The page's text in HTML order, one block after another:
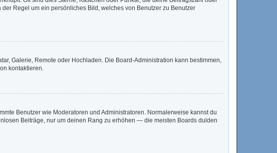
Regel um ein persönliches Bild, welches von Benutzer zu Benutzer
Galerie, Remote oder Hochladen. Die Board-Administration kann bestimmen,
kontaktieren.
Benutzer wie Moderatoren und Administratoren. Normalerweise kannst du
Beiträge, nur um deinen Rang zu erhöhen — die meisten Boards dulden